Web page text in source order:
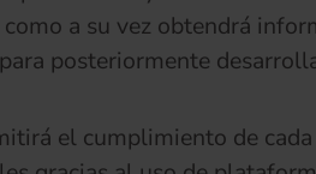
como a su vez obtendrá
posteriormente
el cumplimiento de